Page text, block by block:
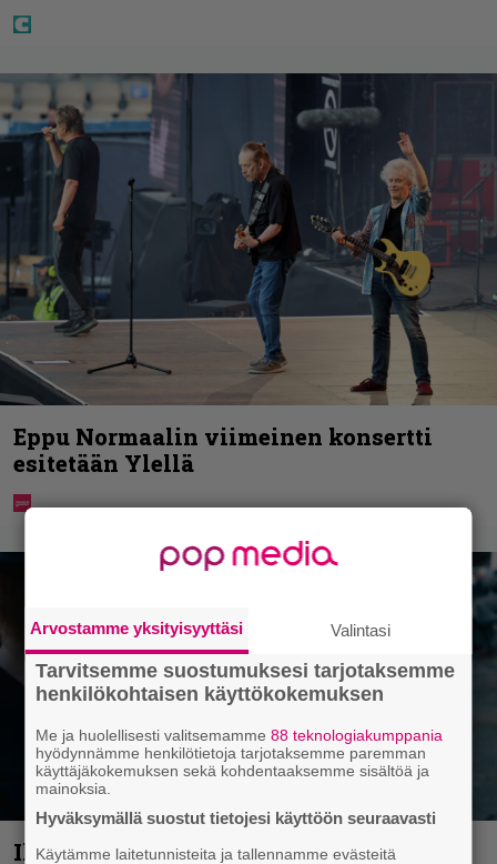
Eppu Normaalin viimeinen konsertti
esitetään Ylellä
Illalla tv:ssä: Perinteinen dekkari
Arvostamme yksityisyyttäsi Valintasi
Tarvitsemme suostumuksesi tarjotaksemme
henkilökohtaisen käyttökokemuksen
Me ja huolellisesti valitsemamme88 teknologiakumppania
hyödynnämme henkilötietoja tarjotaksemme paremman
käyttäjäkokemuksen sekä kohdentaaksemme sisältöä ja
mainoksia.
Hyväksymällä suostut tietojesi käyttöön seuraavasti
Käytämme laitetunnisteita ja tallennamme evästeitä